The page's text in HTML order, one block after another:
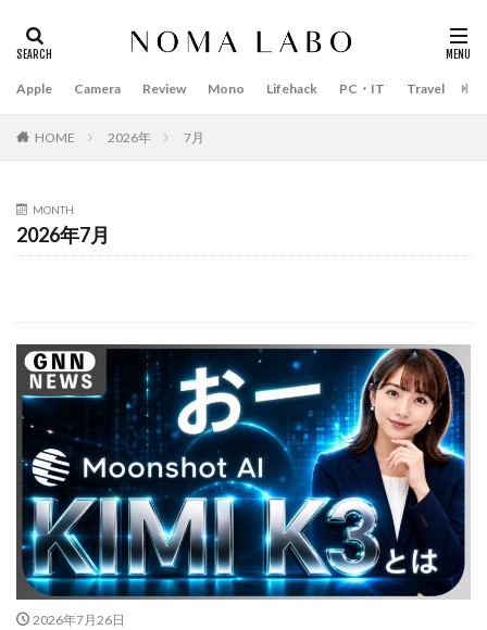
Apple Camera Review Mono Lifehack PC・IT Travel
HOME 2026年 7月
MONTH
2026年7月
2026年7月26日
タグ
35mm F1.4 DG II | Art
A18Pro MacBook
AI
AirTag2
AIアレクサ AIスマホ
Amazon初売り
Amazon福袋
Anker Anthropic
Apple
Apple Gemini
Apple intelligence
Apple M3チップ
Apple Ring
Apple Vision Pro
Apple Watch 11
Apple Watch 2024
Apple Watch Pro
Apple Watch SE2
Apple Watch Series 8
Apple Watch ULTRA
Apple Watch X
Apple Watch バンド
Apple イベント 2025
AppleCare+
AppleCare+値上げ
appleglass
appleglasses